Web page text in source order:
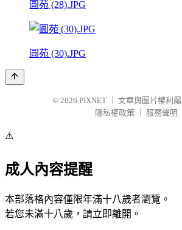
圓苑 (28).JPG
圓苑 (30).JPG
© 2026 PIXNET
文章與圖片權利
隱私權政策
服務聲明
⚠️
成人內容提醒
本部落格內容僅限年滿十八歲者瀏覽。
若您未滿十八歲，請立即離開。